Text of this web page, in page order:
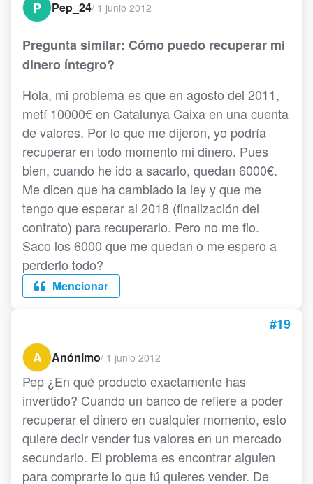
P Pep_24/ 1 junio 2012
Pregunta similar: Cómo puedo recuperar mi
dinero íntegro?
Hola, mi problema es que en agosto del 2011,
metí 10000€ en Catalunya Caixa en una cuenta
de valores. Por lo que me dijeron, yo podría
recuperar en todo momento mi dinero. Pues
bien, cuando he ido a sacarlo, quedan 6000€.
Me dicen que ha cambiado la ley y que me
tengo que esperar al 2018 (finalización del
contrato) para recuperarlo. Pero no me fio.
Saco los 6000 que me quedan o me espero a
perderlo todo?
Mencionar
#19
A
Anónimo/ 1 junio 2012
Pep ¿En qué producto exactamente has
invertido? Cuando un banco de refiere a poder
recuperar el dinero en cualquier momento, esto
quiere decir vender tus valores en un mercado
secundario. El problema es encontrar alguien
para comprarte lo que tú quieres vender. De